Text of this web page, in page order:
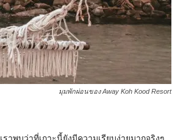
มุมพักผ่อนของ Away Koh Kood Resort